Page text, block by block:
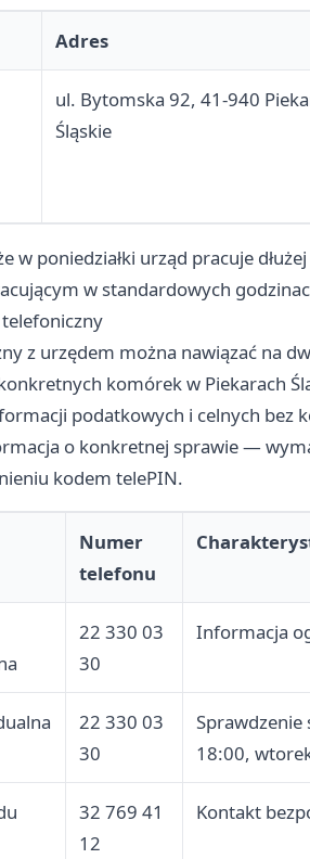
Adres
ul. Bytomska 92, 41-940
Śląskie
w poniedziałki urząd pracuje
w standardowych
z urzędem można nawiązać na
komórek w Piekarach
podatkowych i celnych bez
o konkretnej sprawie —
kodem telePIN.
Numer
telefonu
22 330 03
30
Informacja
22 330 03
30
Sprawdzenie
18:00,
32 769 41
12
Kontakt